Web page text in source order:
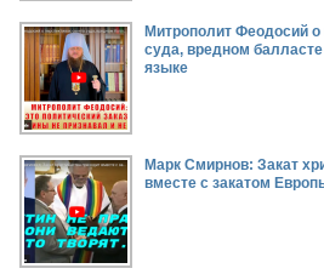
Митрополит Феодосий о
суда, вредном
языке
Марк Смирнов: Закат
вместе с закатом